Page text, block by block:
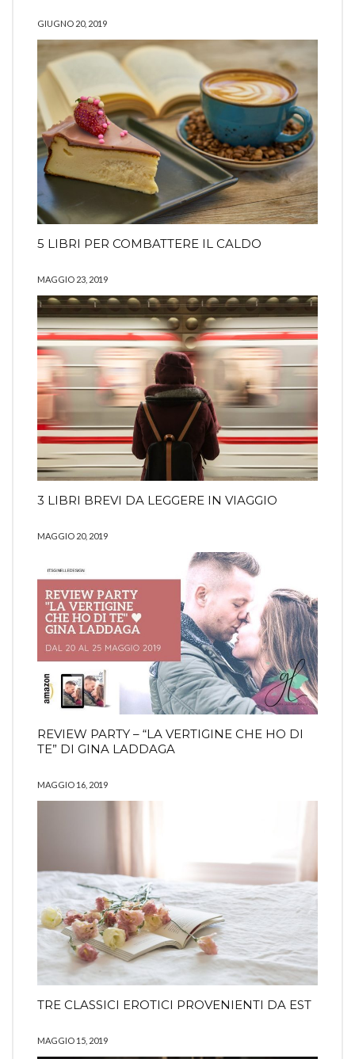
GIUGNO 20, 2019
5 LIBRI PER COMBATTERE IL CALDO
MAGGIO 23, 2019
3 LIBRI BREVI DA LEGGERE IN VIAGGIO
MAGGIO 20, 2019
REVIEW PARTY – “LA VERTIGINE CHE HO DI
TE” DI GINA LADDAGA
MAGGIO 16, 2019
TRE CLASSICI EROTICI PROVENIENTI DA EST
MAGGIO 15, 2019